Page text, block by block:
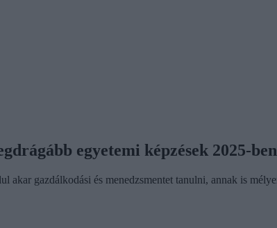
egyetemi képzések 2025-ben
gazdálkodási és menedzsmentet tanulni, annak is